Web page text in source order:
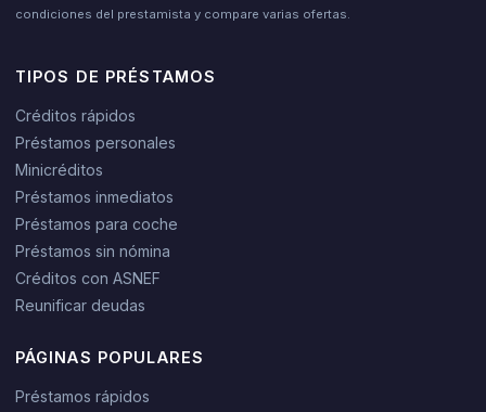
condiciones del prestamista y compare varias ofertas.
TIPOS DE PRÉSTAMOS
Créditos rápidos
Préstamos personales
Minicréditos
Préstamos inmediatos
Préstamos para coche
Préstamos sin nómina
Créditos con ASNEF
Reunificar deudas
PÁGINAS POPULARES
Préstamos rápidos